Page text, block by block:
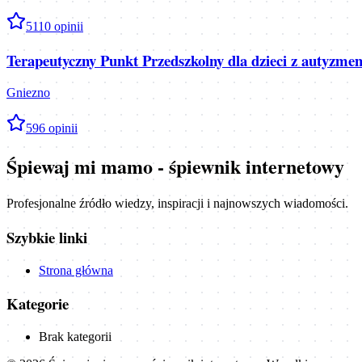
5110 opinii
Terapeutyczny Punkt Przedszkolny dla dzieci z
Gniezno
596 opinii
Śpiewaj mi mamo - śpiewnik internetowy
Profesjonalne źródło wiedzy, inspiracji i najnowszych wiadomości.
Szybkie linki
Strona główna
Kategorie
Brak kategorii